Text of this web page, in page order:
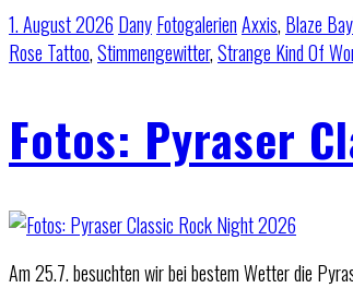
1. August 2026 DanyFotogalerienAxxis, Blaze
Rose Tattoo,Stimmengewitter,Strange Kind Of
Fotos: Pyraser
Am 25.7. besuchten wir bei bestem Wetter die